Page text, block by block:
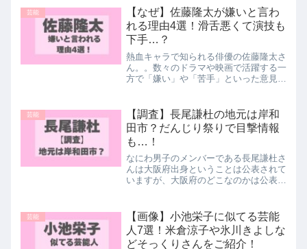
芸能
【なぜ】佐藤隆太が嫌いと言わ
れる理由4選！滑舌悪くて演技も
下手…？
熱血キャラで知られる俳優の佐藤隆太さ
ん。。数々のドラマや映画で活躍する一
方で「嫌い」や「苦手」といった意見も
り、様々な理由があるようですね...そこ
で今回は佐藤隆太さん...
芸能
【調査】長尾謙杜の地元は岸和
田市？だんじり祭りで目撃情報
も…！
なにわ男子のメンバーである長尾謙杜さ
んは大阪府出身ということは公表されて
いますが、大阪府のどこなのかは公表さ
う声が挙がっていて、SNSでは大阪府
の「岸和田市」での目撃詳報...
芸能
【画像】小池栄子に似てる芸能
人7選！米倉涼子や氷川きよしな
どそっくりさんをご紹介！